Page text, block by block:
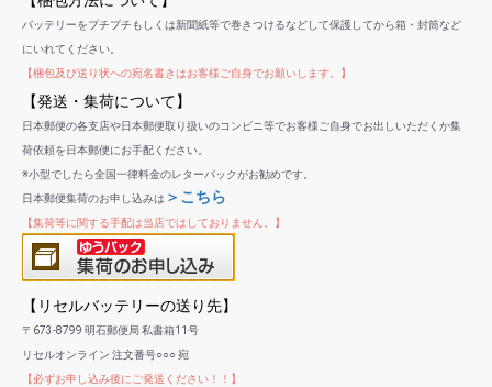
バッテリーをプチプチもしくは新聞紙等で巻きつけるなどして保護してから箱・封筒など
にいれてください。
【梱包及び送り状への宛名書きはお客様ご自身でお願いします。】
【発送・集荷について】
日本郵便の各支店や日本郵便取り扱いのコンビニ等でお客様ご自身でお出しいただくか集
荷依頼を日本郵便にお手配ください。
※小型でしたら全国一律料金のレターパックがお勧めです。
日本郵便集荷のお申し込みは ＞こちら
【集荷等に関する手配は当店ではしておりません。】
【リセルバッテリーの送り先】
〒673-8799 明石郵便局 私書箱11号
リセルオンライン 注文番号○○○ 宛
【必ずお申し込み後にご発送ください！！】